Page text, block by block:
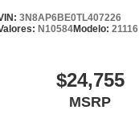
3N8AP6BE0TL407226
N10584Modelo:21116
$24,755
MSRP